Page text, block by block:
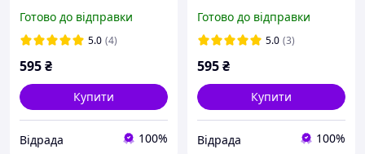
Програма 56+, 50 мл
Готово до відправки
5.0 (4)
595₴
Купити
Відрада 100%
Готово до відправки
5.0 (3)
595₴
Купити
Відрада 100%